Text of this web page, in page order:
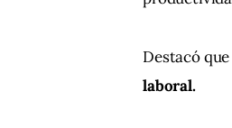
Destacó
laboral.